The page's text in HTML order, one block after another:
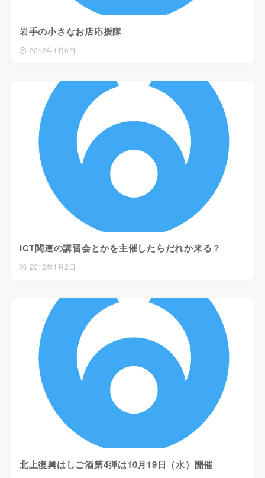
岩手の小さなお店応援隊
2012年1月6日
ICT関連の講習会とかを主催したらだれか来る？
2012年1月2日
北上復興はしご酒第4弾は10月19日（水）開催